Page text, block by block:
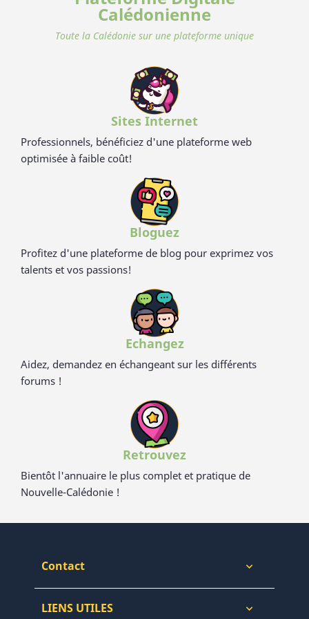
valorisant ce déchet pour en faire des ustencils de cuisine
solides, ludiques, pratiques et durables. Contrairement aux
pour la coloration et le vernis, ces articles en cosse de riz sont
TUV (Allemagne), SGS (Suisse), BOKEN (Japon), CTI (Chine),
FDA (USA) pour ses hauts standards en eco-friendliness et
Calédonienne
Toute la Calédonie sur une plateforme unique
Sites Internet
Professionnels, bénéficiez d'une plateforme web
optimisée à faible coût!
Bloguez
Profitez d'une plateforme de blog pour exprimez vos
talents et vos passions!
Echangez
Aidez, demandez en échangeant sur les différents
forums !
Retrouvez
Bientôt l'annuaire le plus complet et pratique de
Nouvelle-Calédonie !
Contact 
LIENS UTILES 